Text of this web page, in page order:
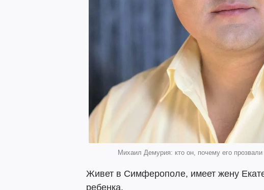
Михаил Демурия: кто он, почему его
Живет в Симферополе, имеет жену
ребенка.